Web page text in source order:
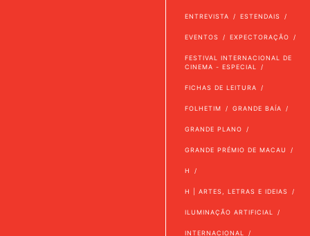
ENTREVISTA ESTENDAIS
EVENTOS EXPECTORAÇÃO
FESTIVAL INTERNACIONAL DE
CINEMA - ESPECIAL
FICHAS DE LEITURA
FOLHETIM GRANDE BAÍA
GRANDE PLANO
GRANDE PRÉMIO DE MACAU
H
H | ARTES, LETRAS E IDEIAS
ILUMINAÇÃO ARTIFICIAL
INTERNACIONAL